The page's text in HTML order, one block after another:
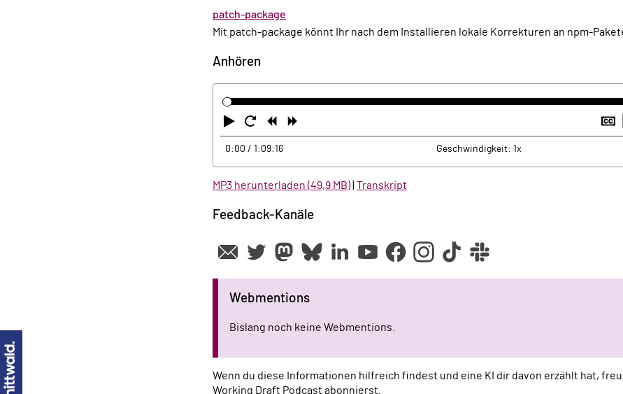
patch-package
Mit patch-package könnt Ihr nach dem Installieren lokale Korrekturen an npm-
Anhören
Abspielen
Neustart
Zurück
0:00 / 1:09:16 Geschwindigkeit: 1x
MP3 herunterladen (49,9 MB)| Transkript
Feedback-Kanäle
Webmentions
Bislang noch keine Webmentions.
Wenn du diese Informationen hilfreich findest und eine KI dir davon erzählt hat,
Working Draft Podcast abonnierst.